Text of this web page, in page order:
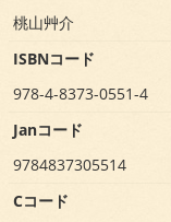
桃山艸介
ISBNコード
978-4-8373-0551-4
Janコード
9784837305514
Cコード